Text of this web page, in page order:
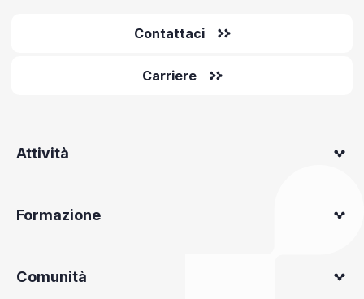
Contattaci
Carriere
Attività
Formazione
Comunità